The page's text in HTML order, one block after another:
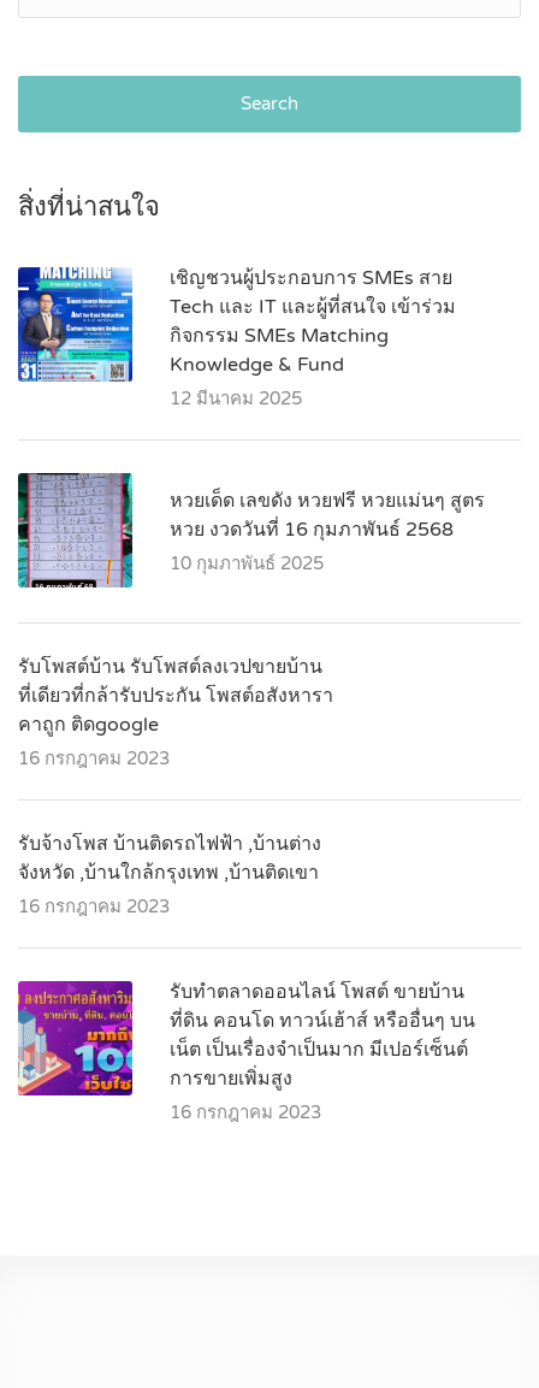
Search
สิ่งที่น่าสนใจ
เชิญชวนผู้ประกอบการ SMEs สาย
Tech และ IT และผู้ที่สนใจ เข้าร่วม
กิจกรรม SMEs Matching
Knowledge & Fund
12 มีนาคม 2025
หวยเด็ด เลขดัง หวยฟรี หวยแม่นๆ สูตร
หวย งวดวันที่ 16 กุมภาพันธ์ 2568
10 กุมภาพันธ์ 2025
รับโพสต์บ้าน รับโพสต์ลงเวปขายบ้าน
ที่เดียวที่กล้ารับประกัน โพสต์อสังหารา
คาถูก ติดgoogle
16 กรกฎาคม 2023
รับจ้างโพส บ้านติดรถไฟฟ้า ,บ้านต่าง
จังหวัด ,บ้านใกล้กรุงเทพ ,บ้านติดเขา
16 กรกฎาคม 2023
รับทำตลาดออนไลน์ โพสต์ ขายบ้าน
ที่ดิน คอนโด ทาวน์เฮ้าส์ หรืออื่นๆ บน
เน็ต เป็นเรื่องจำเป็นมาก มีเปอร์เซ็นต์
การขายเพิ่มสูง
16 กรกฎาคม 2023